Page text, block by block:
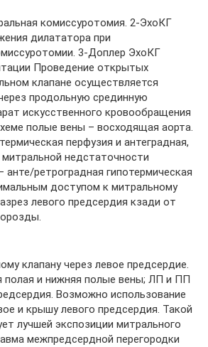
комиссуротомия. 2-ЭхоКГ
дилататора при
3-Доплер ЭхоКГ
Проведение открытых
клапане осуществляется
продольную срединную
искусственного кровообращения
полые вены – восходящая аорта.
перфузия и антеградная,
недстаточности
ретроградная гипотермическая
доступом к митральному
левого предсердия кзади от
клапану через левое предсердие.
полая и нижняя полые вены; ЛП и ПП
Возможно использование
и крышу левого предсердия. Такой
лучшей экспозиции митрального
межпредсердной перегородки